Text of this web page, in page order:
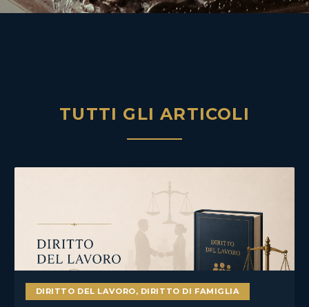
TUTTI GLI ARTICOLI
DIRITTO DEL LAVORO, DIRITTO DI FAMIGLIA